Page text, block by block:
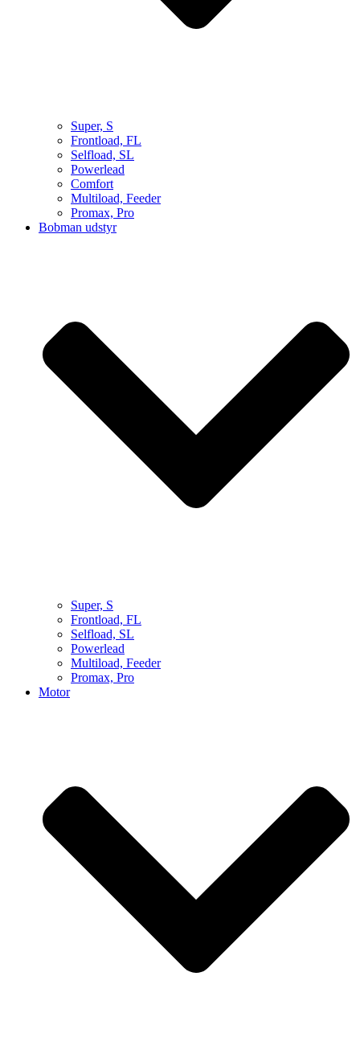
Super, S
Frontload, FL
Selfload, SL
Powerlead
Comfort
Multiload, Feeder
Promax, Pro
Bobman udstyr
Super, S
Frontload, FL
Selfload, SL
Powerlead
Multiload, Feeder
Promax, Pro
Motor